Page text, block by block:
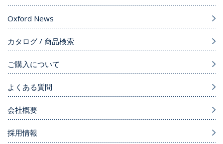
Oxford News
カタログ / 商品検索
ご購入について
よくある質問
会社概要
採用情報